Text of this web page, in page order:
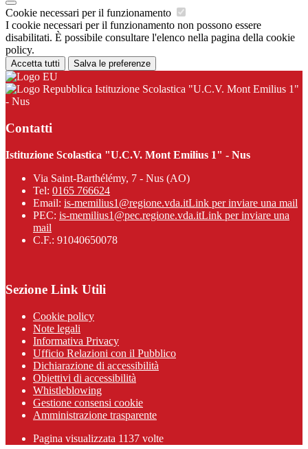
Cookie necessari per il funzionamento
I cookie necessari per il funzionamento non possono essere
disabilitati. È possibile consultare l'elenco nella pagina della cookie
policy.
Accetta tutti Salva le preferenze
Istituzione Scolastica "U.C.V. Mont Emilius 1"
- Nus
Contatti
Istituzione Scolastica "U.C.V. Mont Emilius 1" - Nus
Via Saint-Barthélémy, 7 - Nus (AO)
Tel: 0165 766624
Email: is-memilius1@regione.vda.itLink per inviare una mail
PEC: is-memilius1@pec.regione.vda.itLink per inviare una
mail
C.F.: 91040650078
Sezione Link Utili
Cookie policy
Note legali
Informativa Privacy
Ufficio Relazioni con il Pubblico
Dichiarazione di accessibilità
Obiettivi di accessibilità
Whistleblowing
Gestione consensi cookie
Amministrazione trasparente
Pagina visualizzata 1137 volte